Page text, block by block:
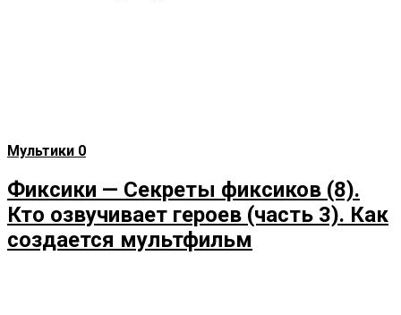
Мультики 0
Фиксики — Секреты фиксиков (8).
Кто озвучивает героев (часть 3). Как
создается мультфильм